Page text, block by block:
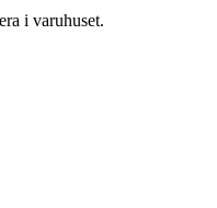
i varuhuset.